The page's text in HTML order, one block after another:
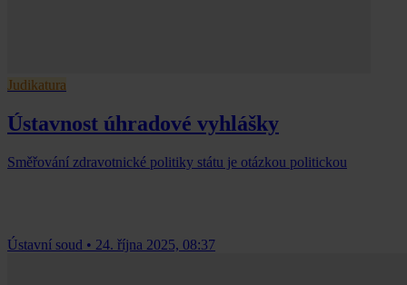
Judikatura
Ústavnost úhradové vyhlášky
Směřování zdravotnické politiky státu je otázkou politickou
Ústavní soud • 24. října 2025, 08:37